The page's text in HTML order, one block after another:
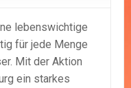
lebenswichtige
für jede Menge
Mit der Aktion
ein starkes